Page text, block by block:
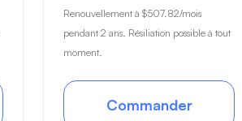
Renouvellement à $507.82/mois
pendant 2 ans. Résiliation possible à tout
moment.
Commander